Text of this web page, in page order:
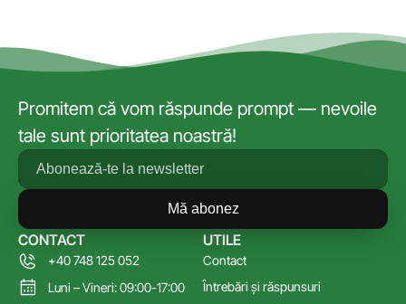
Promitem că vom răspunde prompt — nevoile
tale sunt prioritatea noastră!
Mă abonez
UTILE
Contact
Întrebări și răspunsuri
CONTACT
+40 748 125 052
Luni – Vineri: 09:00-17:00